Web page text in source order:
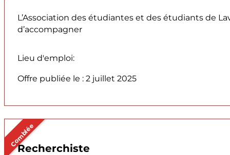
L’Association des étudiantes et des étudiants de
d’accompagner
Lieu d'emploi:
Offre publiée le : 2 juillet 2025
Comblée
Recherchiste